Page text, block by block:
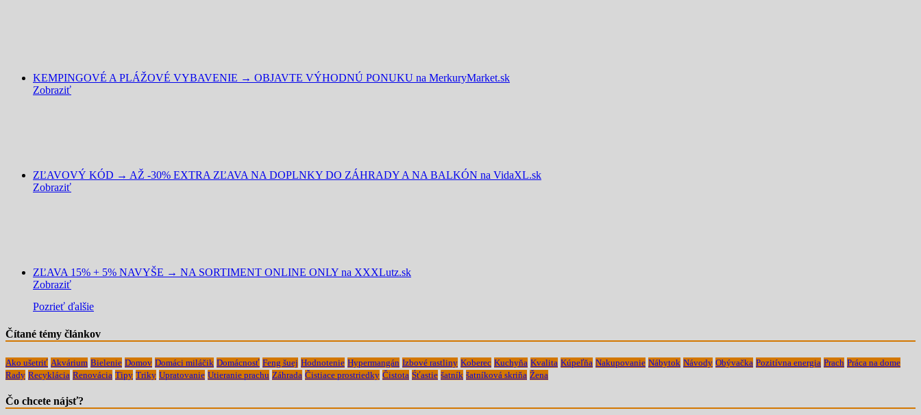
KEMPINGOVÉ A PLÁŽOVÉ VYBAVENIE → OBJAVTE VÝHODNÚ PONUKU na MerkuryMarket.sk
Zobraziť
ZĽAVOVÝ KÓD → AŽ -30% EXTRA ZĽAVA NA DOPLNKY DO ZÁHRADY A NA BALKÓN na VidaXL.sk
Zobraziť
ZĽAVA 15% + 5% NAVYŠE → NA SORTIMENT ONLINE ONLY na XXXLutz.sk
Zobraziť
Pozrieť ďalšie
Čítané témy článkov
Ako ušetriť Akvárium Bielenie Domov Domáci miláčik Domácnosť Feng šuej Hodnotenie Hypermangán Izbové rastliny Koberec Kuchyňa Kvalita Kúpeľňa Nakupovanie Nábytok Návody Obývačka Pozitívna energia Prach Práca na dome
Rady Recyklácia Renovácia Tipy Triky Upratovanie Utieranie prachu Záhrada Čistiace prostriedky Čistota Śťastie šatník šatníková skriňa Žena
Čo chcete nájsť?